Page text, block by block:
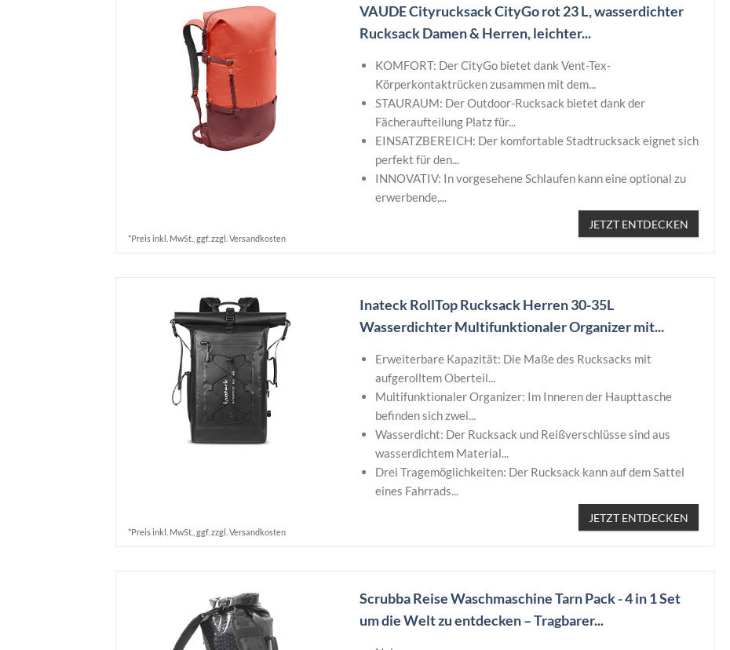
VAUDE Cityrucksack CityGo rot 23 L, wasserdichter
Rucksack Damen & Herren, leichter...
KOMFORT: Der CityGo bietet dank Vent-Tex-
Körperkontaktrücken zusammen mit dem...
STAURAUM: Der Outdoor-Rucksack bietet dank der
Fächeraufteilung Platz für...
EINSATZBEREICH: Der komfortable Stadtrucksack eignet sich
perfekt für den...
INNOVATIV: In vorgesehene Schlaufen kann eine optional zu
erwerbende,...
JETZT ENTDECKEN
*Preis inkl. MwSt., ggf. zzgl. Versandkosten
Inateck RollTop Rucksack Herren 30-35L
Wasserdichter Multifunktionaler Organizer mit...
Erweiterbare Kapazität: Die Maße des Rucksacks mit
aufgerolltem Oberteil...
Multifunktionaler Organizer: Im Inneren der Haupttasche
befinden sich zwei...
Wasserdicht: Der Rucksack und Reißverschlüsse sind aus
wasserdichtem Material...
Drei Tragemöglichkeiten: Der Rucksack kann auf dem Sattel
eines Fahrrads...
JETZT ENTDECKEN
*Preis inkl. MwSt., ggf. zzgl. Versandkosten
Scrubba Reise Waschmaschine Tarn Pack - 4 in 1 Set
um die Welt zu entdecken – Tragbarer...